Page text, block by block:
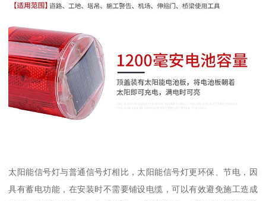
太阳能信号灯与普通信号灯相比，太阳能信号灯更环保、节电，因
具有蓄电功能，在安装时不需要铺设电缆，可以有效避免施工造成